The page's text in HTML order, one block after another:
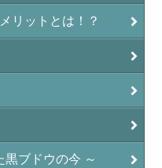
リットとは！？
ブドウの今 ～